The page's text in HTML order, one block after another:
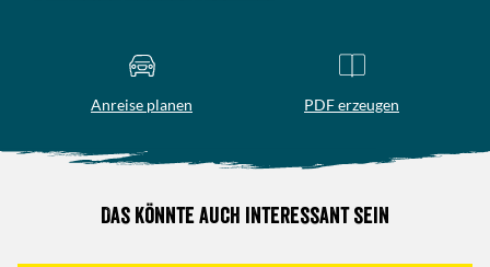
Anreise planen PDF erzeugen
Das könnte auch interessant sein